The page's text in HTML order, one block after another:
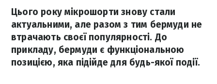
Цього року мікрошорти знову стали
актуальними, але разом з тим бермуди не
втрачають своєї популярності. До
прикладу, бермуди є функціональною
позицією, яка підійде для будь-якої події.